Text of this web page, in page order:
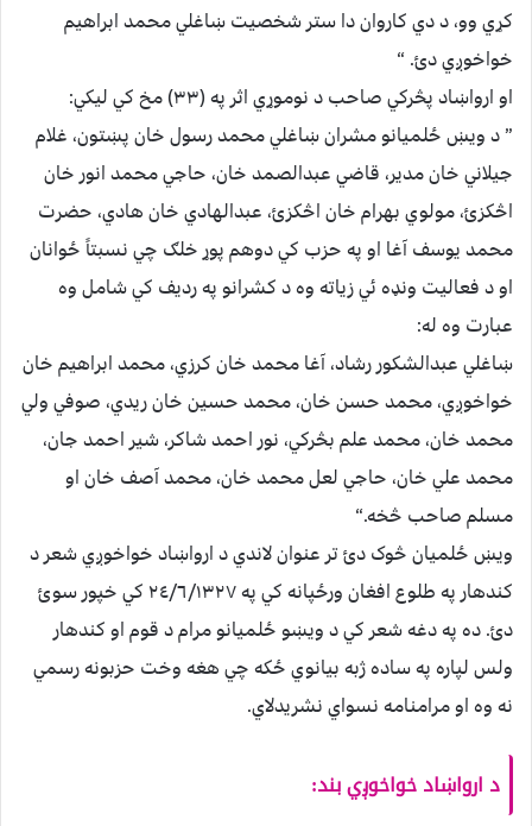
کړي وو، د دي کاروان دا ستر شخصيت ښاغلي محمد ابراهيم
خواخوږي دئ. “
او ارواښاد پڅرکي صاحب د نوموړي اثر په (٣٣) مخ کي ليکي:
” د ويښ ځلميانو مشران ښاغلي محمد رسول خان پښتون، غلام
جيلاني خان مدير، قاضي عبدالصمد خان، حاجي محمد انور خان
اڅکزئ، مولوي بهرام خان اڅکزئ، عبدالهادي خان هادي، حضرت
محمد يوسف آغا او په حزب کي دوهم پوړ خلګ چي نسبتاً ځوانان
او د فعاليت ونډه ئي زياته وه د کشرانو په رديف کي شامل وه
عبارت وه له:
ښاغلي عبدالشکور رشاد، آغا محمد خان کرزي، محمد ابراهيم خان
خواخوږي، محمد حسن خان، محمد حسين خان ريدي، صوفي ولي
محمد خان، محمد علم بڅرکي، نور احمد شاکر، شير احمد جان،
محمد علي خان، حاجي لعل محمد خان، محمد آصف خان او
مسلم صاحب څخه.“
ويښ ځلميان څوک دئ تر عنوان لاندي د ارواښاد خواخوږي شعر د
کندهار په طلوع افغان ورځپانه کي په ٢٤/٦/١٣٢٧ کي خپور سوئ
دئ. ده په دغه شعر کي د ويښو ځلميانو مرام د قوم او کندهار
ولس لپاره په ساده ژبه بيانوي ځکه چي هغه وخت حزبونه رسمي
نه وه او مرامنامه نسواي نشريدلاي.
د ارواښاد خواخوږي بند: